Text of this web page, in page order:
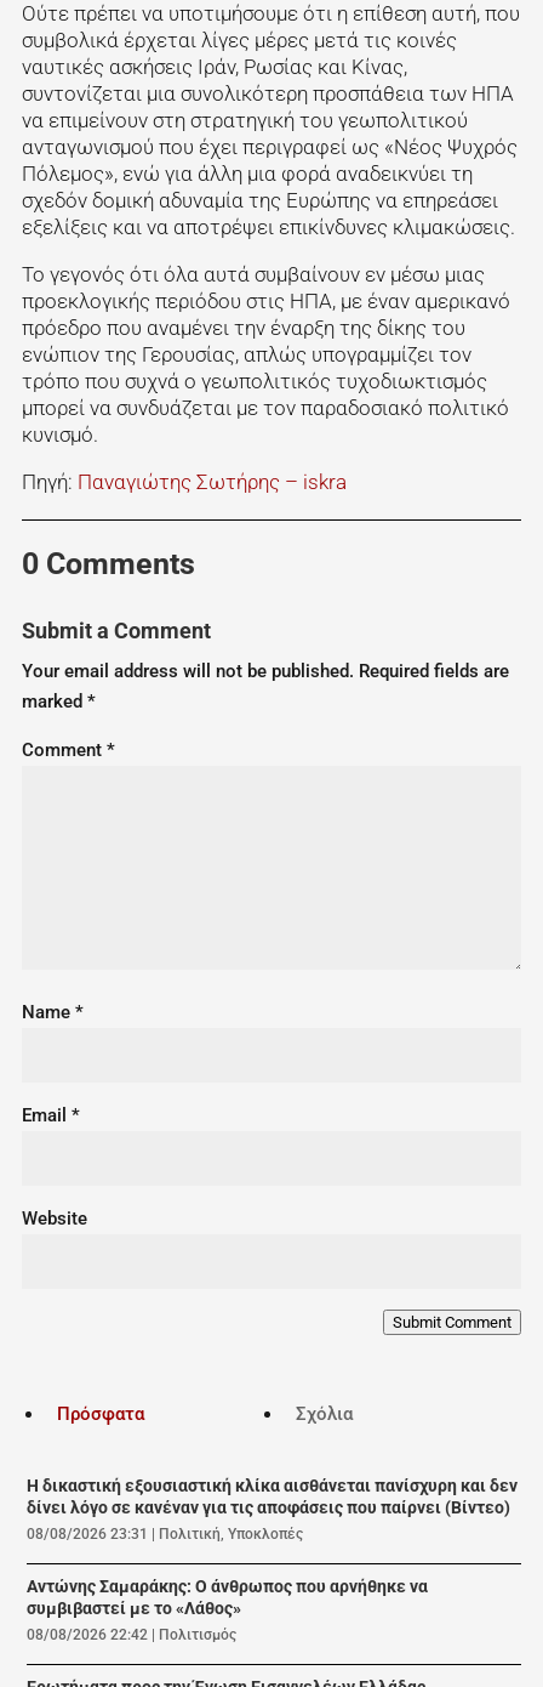
Ούτε πρέπει να υποτιμήσουμε ότι η επίθεση αυτή, που
συμβολικά έρχεται λίγες μέρες μετά τις κοινές
ναυτικές ασκήσεις Ιράν, Ρωσίας και Κίνας,
συντονίζεται μια συνολικότερη προσπάθεια των ΗΠΑ
να επιμείνουν στη στρατηγική του γεωπολιτικού
ανταγωνισμού που έχει περιγραφεί ως «Νέος Ψυχρός
Πόλεμος», ενώ για άλλη μια φορά αναδεικνύει τη
σχεδόν δομική αδυναμία της Ευρώπης να επηρεάσει
εξελίξεις και να αποτρέψει επικίνδυνες κλιμακώσεις.
Το γεγονός ότι όλα αυτά συμβαίνουν εν μέσω μιας
προεκλογικής περιόδου στις ΗΠΑ, με έναν αμερικανό
πρόεδρο που αναμένει την έναρξη της δίκης του
ενώπιον της Γερουσίας, απλώς υπογραμμίζει τον
τρόπο που συχνά ο γεωπολιτικός τυχοδιωκτισμός
μπορεί να συνδυάζεται με τον παραδοσιακό πολιτικό
κυνισμό.
Πηγή: Παναγιώτης Σωτήρης – iskra
0 Comments
Submit a Comment
Your email address will not be published. Required fields are
marked *
Comment *
Name *
Email *
Website
Submit Comment
Πρόσφατα Σχόλια
Η δικαστική εξουσιαστική κλίκα αισθάνεται πανίσχυρη και δεν
δίνει λόγο σε κανέναν για τις αποφάσεις που παίρνει (Βίντεο)
08/08/2026 23:31 | Πολιτική,Υποκλοπές
Αντώνης Σαμαράκης: Ο άνθρωπος που αρνήθηκε να
συμβιβαστεί με το «Λάθος»
08/08/2026 22:42 | Πολιτισμός